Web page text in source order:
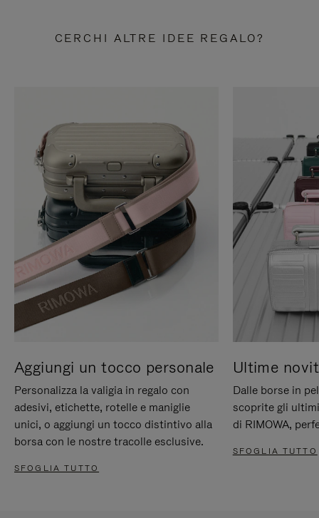
CERCHI ALTRE IDEE REGALO?
Aggiungi un tocco personale
Personalizza la valigia in regalo con
adesivi, etichette, rotelle e maniglie
unici, o aggiungi un tocco distintivo alla
borsa con le nostre tracolle esclusive.
SFOGLIA TUTTO
Ultime
Dalle borse in
scoprite gli
di RIMOWA,
SFOGLIA TUTTO